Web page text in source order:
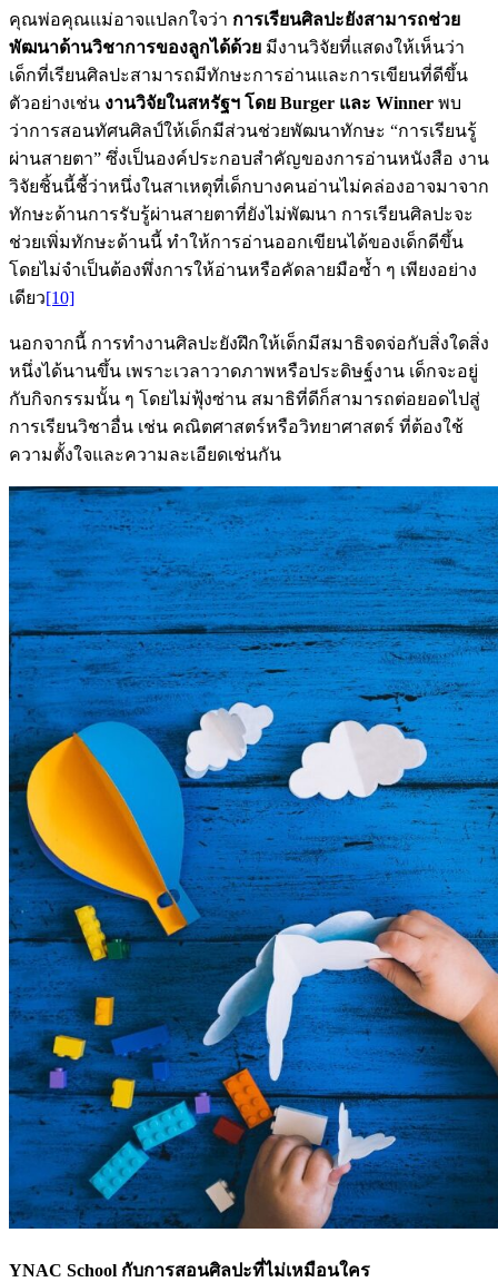
คุณพ่อคุณแม่อาจแปลกใจว่า การเรียนศิลปะยังสามารถช่วย
พัฒนาด้านวิชาการของลูกได้ด้วย มีงานวิจัยที่แสดงให้เห็นว่า
เด็กที่เรียนศิลปะสามารถมีทักษะการอ่านและการเขียนที่ดีขึ้น
ตัวอย่างเช่น งานวิจัยในสหรัฐฯ โดย Burger และ Winner พบ
ว่าการสอนทัศนศิลป์ให้เด็กมีส่วนช่วยพัฒนาทักษะ “การเรียนรู้
ผ่านสายตา” ซึ่งเป็นองค์ประกอบสำคัญของการอ่านหนังสือ งาน
วิจัยชิ้นนี้ชี้ว่าหนึ่งในสาเหตุที่เด็กบางคนอ่านไม่คล่องอาจมาจาก
ทักษะด้านการรับรู้ผ่านสายตาที่ยังไม่พัฒนา การเรียนศิลปะจะ
ช่วยเพิ่มทักษะด้านนี้ ทำให้การอ่านออกเขียนได้ของเด็กดีขึ้น
โดยไม่จำเป็นต้องพึ่งการให้อ่านหรือคัดลายมือซ้ำ ๆ เพียงอย่าง
เดียว[10]
นอกจากนี้ การทำงานศิลปะยังฝึกให้เด็กมีสมาธิจดจ่อกับสิ่งใดสิ่ง
หนึ่งได้นานขึ้น เพราะเวลาวาดภาพหรือประดิษฐ์งาน เด็กจะอยู่
กับกิจกรรมนั้น ๆ โดยไม่ฟุ้งซ่าน สมาธิที่ดีก็สามารถต่อยอดไปสู่
การเรียนวิชาอื่น เช่น คณิตศาสตร์หรือวิทยาศาสตร์ ที่ต้องใช้
ความตั้งใจและความละเอียดเช่นกัน
YNAC School กับการสอนศิลปะที่ไม่เหมือนใคร